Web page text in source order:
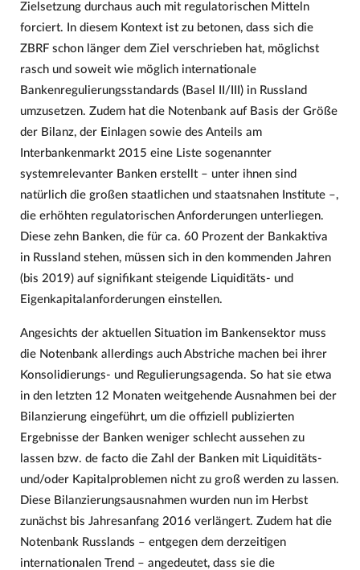
Zielsetzung durchaus auch mit regulatorischen Mitteln
forciert. In diesem Kontext ist zu betonen, dass sich die
ZBRF schon länger dem Ziel verschrieben hat, möglichst
rasch und soweit wie möglich internationale
Bankenregulierungsstandards (Basel II/III) in Russland
umzusetzen. Zudem hat die Notenbank auf Basis der Größe
der Bilanz, der Einlagen sowie des Anteils am
Interbankenmarkt 2015 eine Liste sogenannter
systemrelevanter Banken erstellt – unter ihnen sind
natürlich die großen staatlichen und staatsnahen Institute –,
die erhöhten regulatorischen Anforderungen unterliegen.
Diese zehn Banken, die für ca. 60 Prozent der Bankaktiva
in Russland stehen, müssen sich in den kommenden Jahren
(bis 2019) auf signifikant steigende Liquiditäts- und
Eigenkapitalanforderungen einstellen.
Angesichts der aktuellen Situation im Bankensektor muss
die Notenbank allerdings auch Abstriche machen bei ihrer
Konsolidierungs- und Regulierungsagenda. So hat sie etwa
in den letzten 12 Monaten weitgehende Ausnahmen bei der
Bilanzierung eingeführt, um die offiziell publizierten
Ergebnisse der Banken weniger schlecht aussehen zu
lassen bzw. de facto die Zahl der Banken mit Liquiditäts-
und/oder Kapitalproblemen nicht zu groß werden zu lassen.
Diese Bilanzierungsausnahmen wurden nun im Herbst
zunächst bis Jahresanfang 2016 verlängert. Zudem hat die
Notenbank Russlands – entgegen dem derzeitigen
internationalen Trend – angedeutet, dass sie die